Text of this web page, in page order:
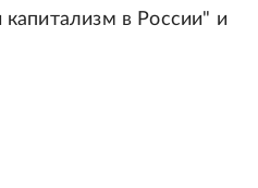
в России" и